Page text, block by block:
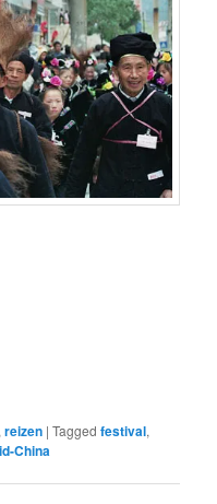
,reizen |Tagged festival,
China